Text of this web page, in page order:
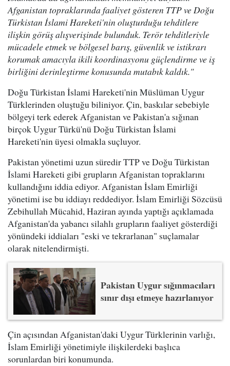
Afganistan topraklarında faaliyet gösteren TTP ve Doğu
Türkistan İslami Hareketi'nin oluşturduğu tehditlere
ilişkin görüş alışverişinde bulunduk. Terör tehditleriyle
mücadele etmek ve bölgesel barış, güvenlik ve istikrarı
korumak amacıyla ikili koordinasyonu güçlendirme ve iş
birliğini derinleştirme konusunda mutabık kaldık."
Doğu Türkistan İslami Hareketi'nin Müslüman Uygur
Türklerinden oluştuğu biliniyor. Çin, baskılar sebebiyle
bölgeyi terk ederek Afganistan ve Pakistan'a sığınan
birçok Uygur Türkü'nü Doğu Türkistan İslami
Hareketi'nin üyesi olmakla suçluyor.
Pakistan yönetimi uzun süredir TTP ve Doğu Türkistan
İslami Hareketi gibi grupların Afganistan topraklarını
kullandığını iddia ediyor. Afganistan İslam Emirliği
yönetimi ise bu iddiayı reddediyor. İslam Emirliği Sözcüsü
Zebihullah Mücahid, Haziran ayında yaptığı açıklamada
Afganistan'da yabancı silahlı grupların faaliyet gösterdiği
yönündeki iddiaları "eski ve tekrarlanan" suçlamalar
olarak nitelendirmişti.
Pakistan Uygur sığınmacıları
sınır dışı etmeye hazırlanıyor
Çin açısından Afganistan'daki Uygur Türklerinin varlığı,
İslam Emirliği yönetimiyle ilişkilerdeki başlıca
sorunlardan biri konumunda.